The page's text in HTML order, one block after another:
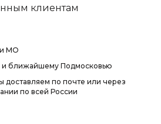
клиентам
и МО
и ближайшему Подмосковью
доставляем по почте или через
по всей России